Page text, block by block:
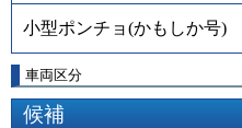
小型ポンチョ(かもしか号)
車両区分
候補